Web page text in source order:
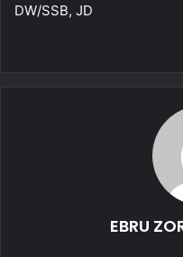
DW/SSB, JD
EBRU